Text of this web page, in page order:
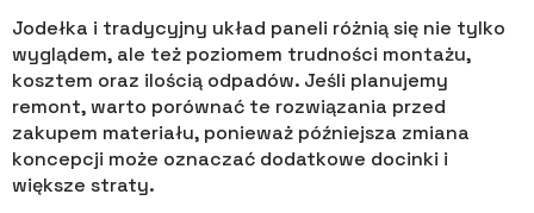
Jodełka i tradycyjny układ paneli różnią się nie tylko
wyglądem, ale też poziomem trudności montażu,
kosztem oraz ilością odpadów. Jeśli planujemy
remont, warto porównać te rozwiązania przed
zakupem materiału, ponieważ późniejsza zmiana
koncepcji może oznaczać dodatkowe docinki i
większe straty.